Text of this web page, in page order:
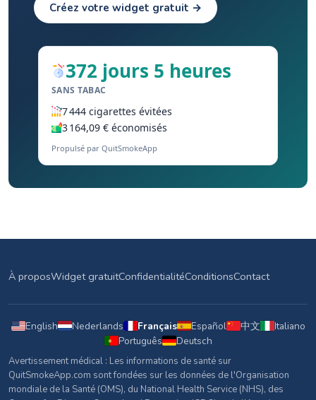
Créez votre widget gratuit →
372 jours 5 heures
SANS TABAC
7 444 cigarettes évitées
3 164,09 € économisés
Propulsé par QuitSmokeApp
À proposWidget gratuitConfidentialitéConditionsContact
English Nederlands Français Español 中文
Italiano
Português
Deutsch
Avertissement médical : Les informations de santé sur
QuitSmokeApp.com sont fondées sur les données de l'Organisation
mondiale de la Santé (OMS), du National Health Service (NHS), des